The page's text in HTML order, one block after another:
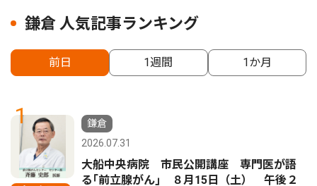
鎌倉 人気記事ランキング
前日 1週間 1か月
1
鎌倉
2026.07.31
大船中央病院 市民公開講座 専門医が語
る｢前立腺がん｣ ８月15日（土） 午後２